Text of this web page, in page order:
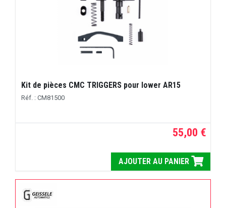
Kit de pièces CMC TRIGGERS pour lower AR15
Réf. : CM81500
55,00 €
AJOUTER AU PANIER